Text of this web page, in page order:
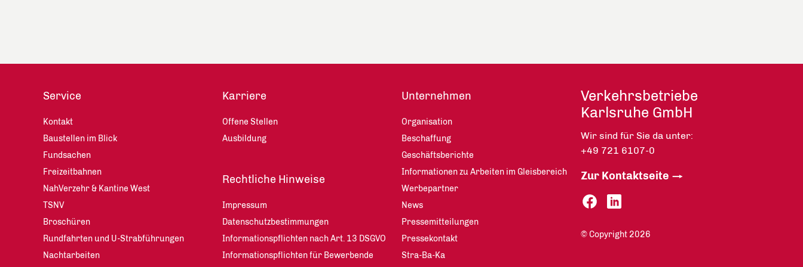
Service
Kontakt
Baustellen im Blick
Fundsachen
Freizeitbahnen
NahVerzehr & Kantine West
TSNV
Broschüren
Rundfahrten und U-Strabführungen
Nachtarbeiten
Karriere
Offene Stellen
Ausbildung
Rechtliche Hinweise
Impressum
Datenschutzbestimmungen
Informationspflichten nach Art. 13 DSGVO
Informationspflichten für Bewerbende
Unternehmen
Organisation
Beschaffung
Geschäftsberichte
Informationen zu Arbeiten im Gleisbereich
Werbepartner
News
Pressemitteilungen
Pressekontakt
Stra-Ba-Ka
Verkehrsbetriebe
Karlsruhe GmbH
Wir sind für Sie da unter:
+49 721 6107-0
Zur Kontaktseite
© Copyright 2026